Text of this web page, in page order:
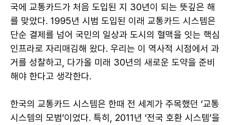
국에 교통카드가 처음 도입된 지 30년이 되는 뜻깊은 해
를 맞았다. 1995년 시범 도입된 이래 교통카드 시스템은
단순 결제를 넘어 국민의 일상과 도시의 혈맥을 잇는 핵심
인프라로 자리매김해 왔다. 우리는 이 역사적 시점에서 과
거를 성찰하고, 다가올 미래 30년의 새로운 도약을 준비
해야 한다고 생각한다.
한국의 교통카드 시스템은 한때 전 세계가 주목했던 ‘교통
시스템의 모범’이었다. 특히, 2011년 ‘전국 호환 시스템’을